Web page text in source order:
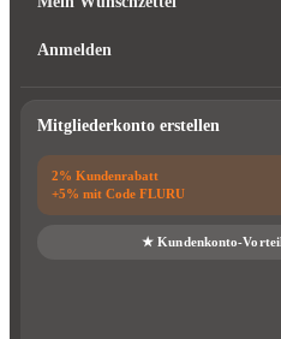
Anmelden
Mitgliederkonto erstellen